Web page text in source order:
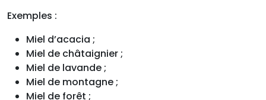
Exemples :
Miel d’acacia ;
Miel de châtaignier ;
Miel de lavande ;
Miel de montagne ;
Miel de forêt ;